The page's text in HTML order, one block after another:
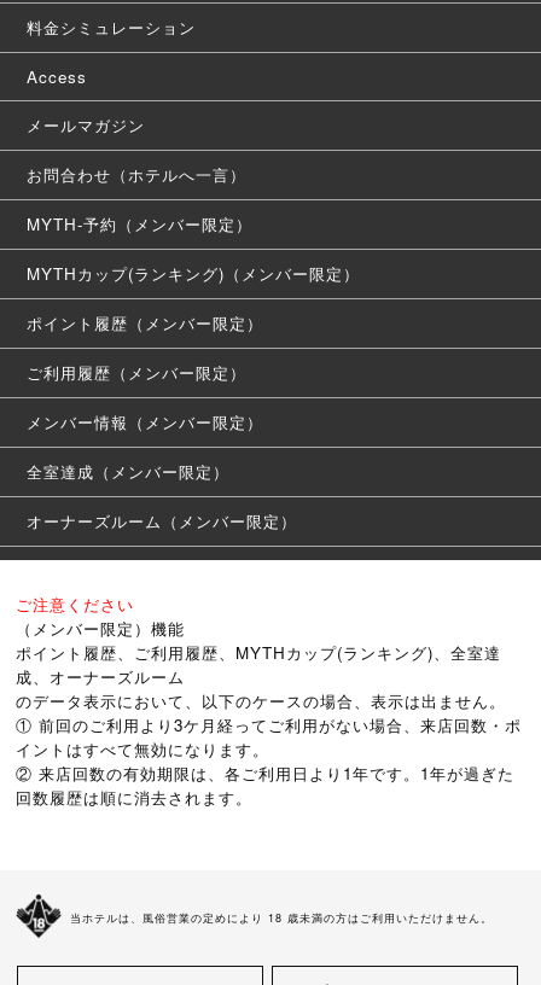
料金シミュレーション
Access
メールマガジン
お問合わせ（ホテルへ一言）
MYTH-予約（メンバー限定）
MYTHカップ(ランキング)（メンバー限定）
ポイント履歴（メンバー限定）
ご利用履歴（メンバー限定）
メンバー情報（メンバー限定）
全室達成（メンバー限定）
オーナーズルーム（メンバー限定）
ご注意ください
（メンバー限定）機能
ポイント履歴、ご利用履歴、MYTHカップ(ランキング)、全室達
成、オーナーズルーム
のデータ表示において、以下のケースの場合、表示は出ません。
① 前回のご利用より3ケ月経ってご利用がない場合、来店回数・ポ
イントはすべて無効になります。
② 来店回数の有効期限は、各ご利用日より1年です。1年が過ぎた
回数履歴は順に消去されます。
当ホテルは、風俗営業の定めにより 18 歳未満の方はご利用いただけません。